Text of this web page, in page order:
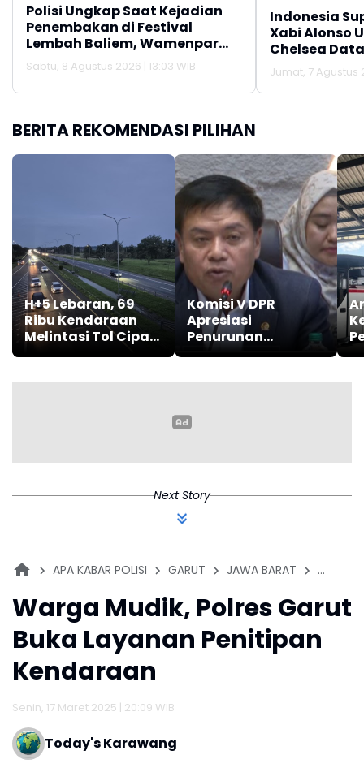
Polisi Ungkap Saat Kejadian
Penembakan di Festival
Lembah Baliem, Wamenpar
Tak Berada di Lokasi
Sabtu, 8 Agustus 2026 | 13:03 WIB
Indonesia
Xabi Alonso
Chelsea
Jumat, 7 Agustus
BERITA REKOMENDASI PILIHAN
H+5 Lebaran, 69
Ribu Kendaraan
Melintasi Tol Cipali
Arah Jakarta
Komisi V DPR
Apresiasi
Penurunan
Kecelakaan Mudik
Next Story
APA KABAR POLISI GARUT JAWA BARAT LEBARAN
Warga Mudik, Polres Garut
Buka Layanan Penitipan
Kendaraan
Senin, 17 Maret 2025 | 20:09 WIB
Today's Karawang